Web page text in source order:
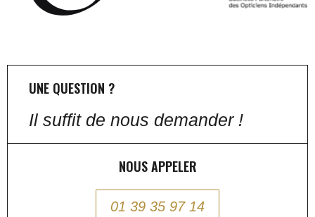
UNE QUESTION ?
Il suffit de nous demander !
NOUS APPELER
01 39 35 97 14